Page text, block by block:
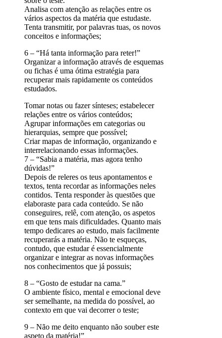
Analisa com atenção as relações entre os
vários aspectos da matéria que estudaste.
Tenta transmitir, por palavras tuas, os novos
conceitos e informações;
6 – “Há tanta informação para reter!”
Organizar a informação através de esquemas
ou fichas é uma ótima estratégia para
recuperar mais rapidamente os conteúdos
estudados.
Tomar notas ou fazer sínteses; estabelecer
relações entre os vários conteúdos;
Agrupar informações em categorias ou
hierarquias, sempre que possível;
Criar mapas de informação, organizando e
interrelacionando essas informações.
7 – “Sabia a matéria, mas agora tenho
dúvidas!”
Depois de releres os teus apontamentos e
textos, tenta recordar as informações neles
contidos. Tenta responder às questões que
elaboraste para cada conteúdo. Se não
conseguires, relê, com atenção, os aspetos
em que tens mais dificuldades. Quanto mais
tempo dedicares ao estudo, mais facilmente
recuperarás a matéria. Não te esqueças,
contudo, que estudar é essencialmente
organizar e integrar as novas informações
nos conhecimentos que já possuis;
8 – “Gosto de estudar na cama.”
O ambiente físico, mental e emocional deve
ser semelhante, na medida do possível, ao
contexto em que vai decorrer o teste;
9 – Não me deito enquanto não souber este
aspeto da matéria!”